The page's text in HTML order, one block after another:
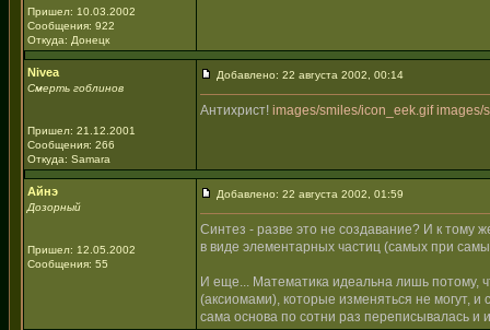
Пришел: 10.03.2002
Сообщения: 922
Откуда: Донецк
Nivea
Смерть гоблинов
Пришел: 21.12.2001
Сообщения: 266
Откуда: Samara
Добавлено: 22 августа 2002, 00:14
Антихрист! images/smiles/icon_eek.gif images/
Айнэ
Дозорный
Пришел: 12.05.2002
Сообщения: 55
Добавлено: 22 августа 2002, 01:59
Синтез - разве это не создавание? И к тому
в виде элементарных частиц (самых при
И еще... Математика идеальна лишь потому,
(аксиомами), которые изменяться не могут, и
сама основа по сотни раз переписывалась и